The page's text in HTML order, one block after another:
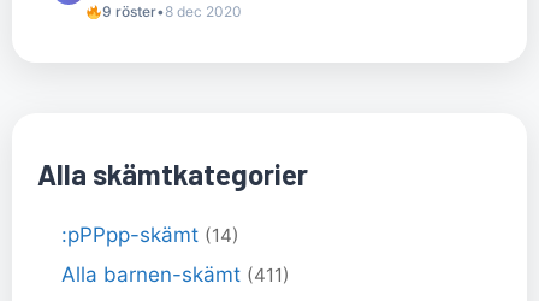
9 röster•8 dec 2020
Alla skämtkategorier
:pPPpp-skämt (14)
Alla barnen-skämt (411)